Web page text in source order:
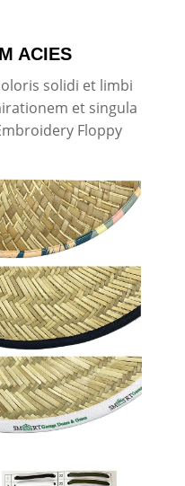
ACIES
solidi et limbi
et singula
Floppy